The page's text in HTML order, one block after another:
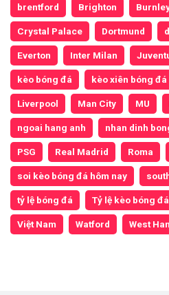
brentford Brighton
Crystal Palace Dortmund
Everton Inter Milan
kèo bóng đá kèo xiên bóng đá
Liverpool Man City MU
ngoai hang anh nhan dinh
PSG Real Madrid Roma
soi kèo bóng đá hôm nay
tỷ lệ bóng đá Tỷ lệ kèo bóng đá
Việt Nam Watford West